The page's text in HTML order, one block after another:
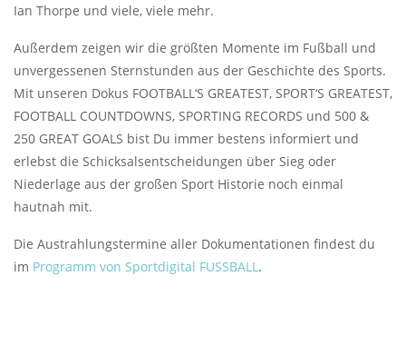
Ian Thorpe und viele, viele mehr.
Außerdem zeigen wir die größten Momente im Fußball und
unvergessenen Sternstunden aus der Geschichte des Sports.
Mit unseren Dokus FOOTBALL‘S GREATEST, SPORT‘S GREATEST,
FOOTBALL COUNTDOWNS, SPORTING RECORDS und 500 &
250 GREAT GOALS bist Du immer bestens informiert und
erlebst die Schicksalsentscheidungen über Sieg oder
Niederlage aus der großen Sport Historie noch einmal
hautnah mit.
Die Austrahlungstermine aller Dokumentationen findest du
im Programm von Sportdigital FUSSBALL .